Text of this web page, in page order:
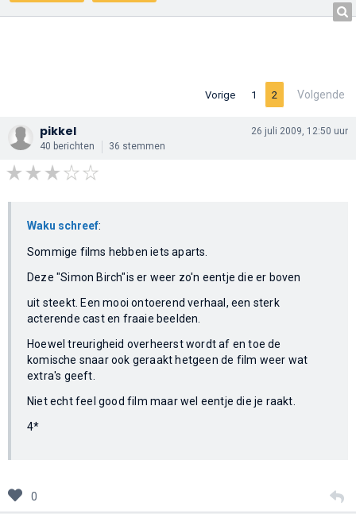
Vorige 1 2 Volgende
pikkel
40 berichten 36 stemmen
26 juli 2009, 12:50 uur
Waku schreef:
Sommige films hebben iets aparts.
Deze "Simon Birch"is er weer zo'n eentje die er boven
uit steekt. Een mooi ontoerend verhaal, een sterk
acterende cast en fraaie beelden.
Hoewel treurigheid overheerst wordt af en toe de
komische snaar ook geraakt hetgeen de film weer wat
extra's geeft.
Niet echt feel good film maar wel eentje die je raakt.
4*
0